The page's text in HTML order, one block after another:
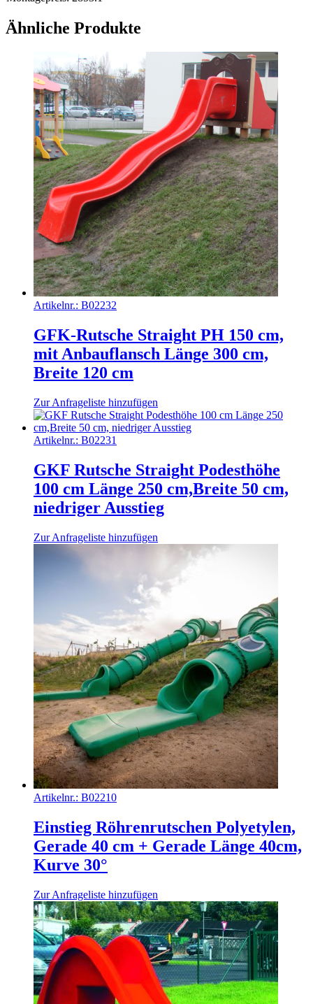
Ähnliche Produkte
Artikelnr.: B02232
GFK-Rutsche Straight PH 150 cm,
mit Anbauflansch Länge 300 cm,
Breite 120 cm
Zur Anfrageliste hinzufügen
Artikelnr.: B02231
GKF Rutsche Straight Podesthöhe
100 cm Länge 250 cm,Breite 50 cm,
niedriger Ausstieg
Zur Anfrageliste hinzufügen
Artikelnr.: B02210
Einstieg Röhrenrutschen Polyetylen,
Gerade 40 cm + Gerade Länge 40cm,
Kurve 30°
Zur Anfrageliste hinzufügen